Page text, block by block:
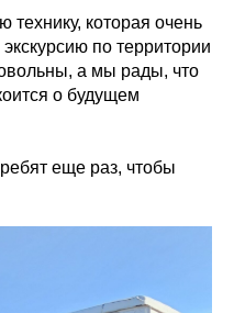
технику, которая очень
по территории
а мы рады, что
о будущем
еще раз, чтобы